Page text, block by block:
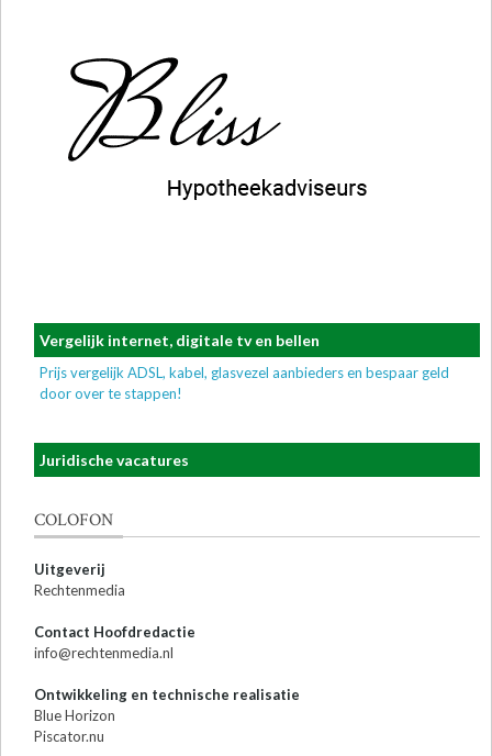
Vergelijk internet, digitale tv en bellen
Prijs vergelijk ADSL, kabel, glasvezel aanbieders en bespaar geld
door over te stappen!
Juridische vacatures
COLOFON
Uitgeverij
Rechtenmedia
Contact Hoofdredactie
info@rechtenmedia.nl
Ontwikkeling en technische realisatie
Blue Horizon
Piscator.nu